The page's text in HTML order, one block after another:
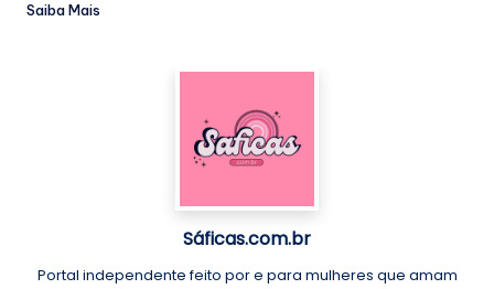
Saiba Mais
Sáficas.com.br
Portal independente feito por e para mulheres que amam